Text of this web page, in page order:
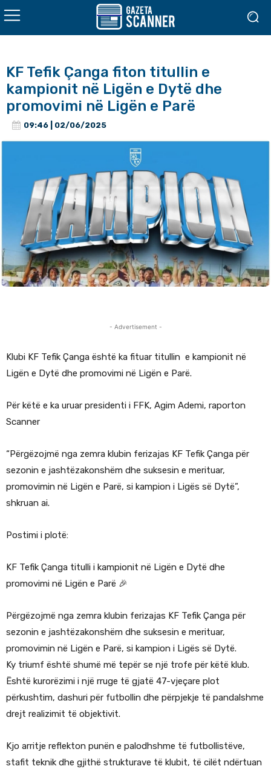
KF Tefik Çanga fiton titullin e
kampionit në Ligën e Dytë dhe
promovimi në Ligën e Parë
09:46 | 02/06/2025
- Advertisement -
Klubi KF Tefik Çanga është ka fituar titullin e kampionit në
Ligën e Dytë dhe promovimi në Ligën e Parë.
Për këtë e ka uruar presidenti i FFK, Agim Ademi, raporton
Scanner
“Përgëzojmë nga zemra klubin ferizajas KF Tefik Çanga për
sezonin e jashtëzakonshëm dhe suksesin e merituar,
promovimin në Ligën e Parë, si kampion i Ligës së Dytë”,
shkruan ai.
Postimi i plotë:
KF Tefik Çanga titulli i kampionit në Ligën e Dytë dhe
promovimi në Ligën e Parë 🎉
Përgëzojmë nga zemra klubin ferizajas KF Tefik Çanga për
sezonin e jashtëzakonshëm dhe suksesin e merituar,
promovimin në Ligën e Parë, si kampion i Ligës së Dytë.
Ky triumf është shumë më tepër se një trofe për këtë klub.
Është kurorëzimi i një rruge të gjatë 47-vjeçare plot
përkushtim, dashuri për futbollin dhe përpjekje të pandalshme
drejt realizimit të objektivit.
Kjo arritje reflekton punën e palodhshme të futbollistëve,
stafit teknik dhe gjithë strukturave të klubit, të cilët ndërtuan